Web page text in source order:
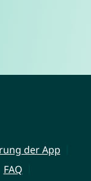
der App
FAQ